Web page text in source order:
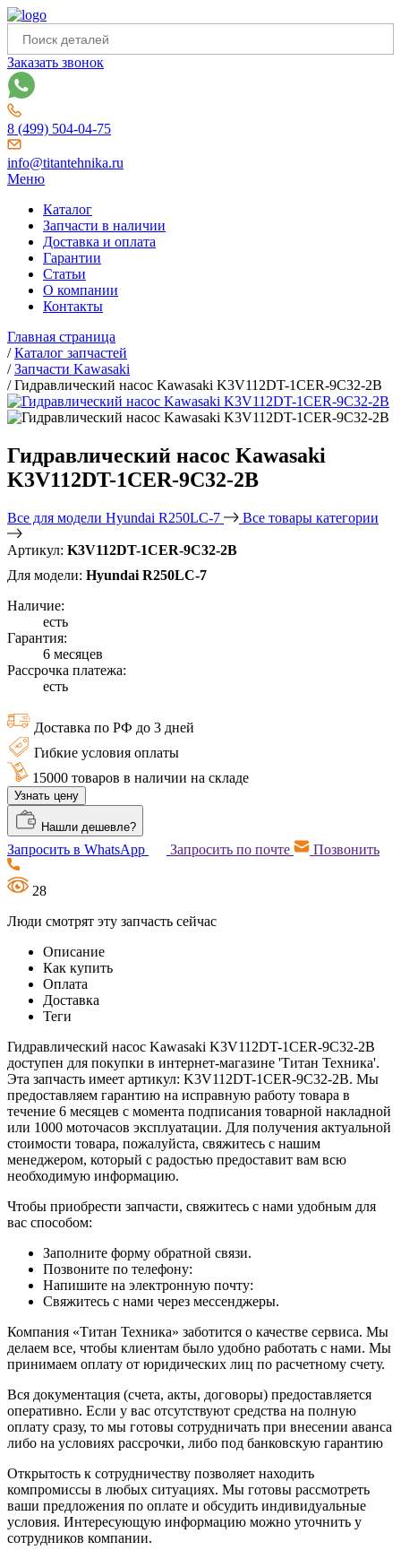
Заказать звонок
8 (499) 504-04-75
info@titantehnika.ru
Меню
Каталог
Запчасти в наличии
Доставка и оплата
Гарантии
Статьи
О компании
Контакты
Главная страница
/Каталог запчастей
/Запчасти Kawasaki
/Гидравлический насос Kawasaki K3V112DT-1CER-9C32-2B
Гидравлический насос Kawasaki
K3V112DT-1CER-9C32-2B
Все для модели Hyundai R250LC-7 Все товары категории
Артикул: K3V112DT-1CER-9C32-2B
Для модели: Hyundai R250LC-7
Наличие:
есть
Гарантия:
6 месяцев
Рассрочка платежа:
есть
Доставка по РФ до 3 дней
Гибкие условия оплаты
15000 товаров в наличии на складе
Узнать цену
Нашли дешевле?
Запросить в WhatsApp Запросить по почте Позвонить
28
Люди смотрят эту запчасть сейчас
Описание
Как купить
Оплата
Доставка
Теги
Гидравлический насос Kawasaki K3V112DT-1CER-9C32-2B
доступен для покупки в интернет-магазине 'Титан Техника'.
Эта запчасть имеет артикул: K3V112DT-1CER-9C32-2B. Мы
предоставляем гарантию на исправную работу товара в
течение 6 месяцев с момента подписания товарной накладной
или 1000 моточасов эксплуатации. Для получения актуальной
стоимости товара, пожалуйста, свяжитесь с нашим
менеджером, который с радостью предоставит вам всю
необходимую информацию.
Чтобы приобрести запчасти, свяжитесь с нами удобным для
вас способом:
Заполните форму обратной связи.
Позвоните по телефону:
Напишите на электронную почту:
Свяжитесь с нами через мессенджеры.
Компания «Титан Техника» заботится о качестве сервиса. Мы
делаем все, чтобы клиентам было удобно работать с нами. Мы
принимаем оплату от юридических лиц по расчетному счету.
Вся документация (счета, акты, договоры) предоставляется
оперативно. Если у вас отсутствуют средства на полную
оплату сразу, то мы готовы сотрудничать при внесении аванса
либо на условиях рассрочки, либо под банковскую гарантию
Открытость к сотрудничеству позволяет находить
компромиссы в любых ситуациях. Мы готовы рассмотреть
ваши предложения по оплате и обсудить индивидуальные
условия. Интересующую информацию можно уточнить у
сотрудников компании.